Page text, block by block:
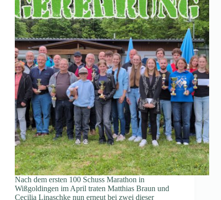
Nach dem ersten 100 Schuss Marathon in
Wißgoldingen im April traten Matthias Braun und
Cecilia Linaschke nun erneut bei zwei dieser